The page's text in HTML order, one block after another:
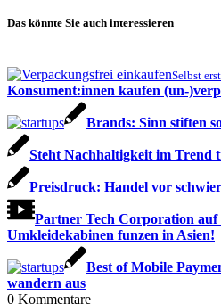
Das könnte Sie auch interessieren
Selbst
Konsument:innen kaufen (un-
Brands: Sinn stiften
Steht Nachhaltigkeit im Trend
Preisdruck: Handel vor
Partner Tech Corporation
Umkleidekabinen funzen in Asien!
Best of Mobile
wandern aus
0 Kommentare